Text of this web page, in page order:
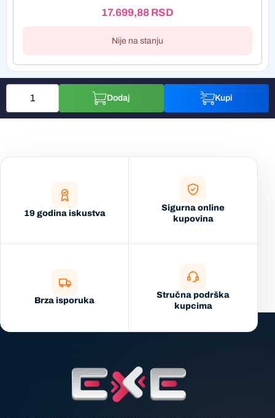
17.699,88 RSD
Nije na stanju
Dodaj Kupi
19 godina iskustva
Sigurna online
kupovina
Brza isporuka
Stručna podrška
kupcima